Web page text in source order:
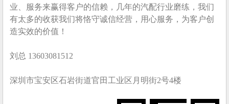
业、服务来赢得客户的信赖，几年的汽配行业磨练，我们
有太多的收获我们将恪守诚信经营，用心服务，为客户创
造实效的价值！
刘总 13603081512
深圳市宝安区石岩街道官田工业区月明街2号4楼